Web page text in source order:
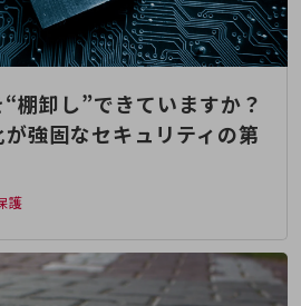
ン)
棚卸し”できていますか？
強固なセキュリティの第
護